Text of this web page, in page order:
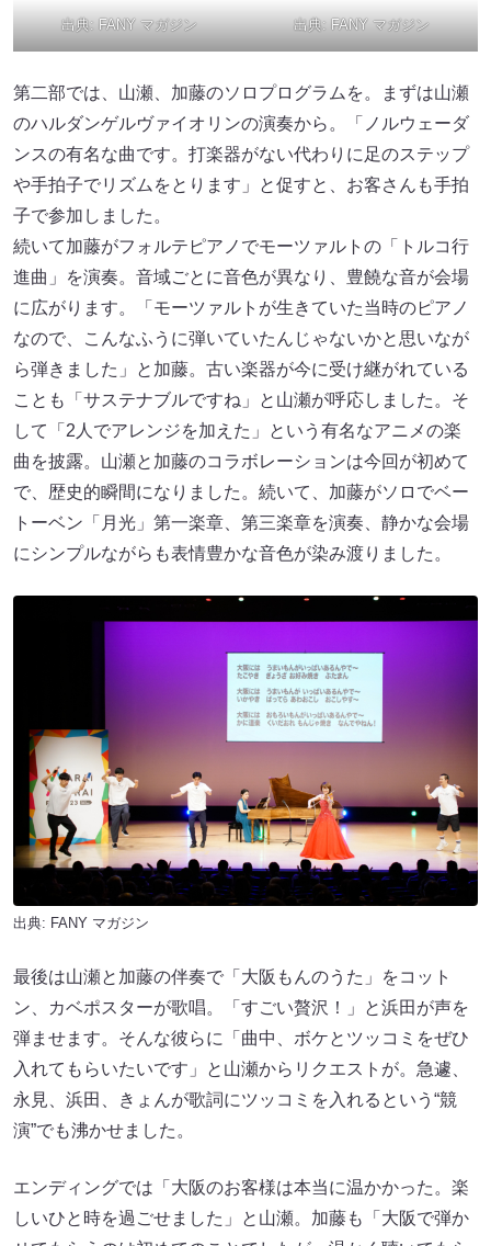
出典: FANY マガジン 出典: FANY マガジン
第二部では、山瀬、加藤のソロプログラムを。まずは山瀬
のハルダンゲルヴァイオリンの演奏から。「ノルウェーダ
ンスの有名な曲です。打楽器がない代わりに足のステップ
や手拍子でリズムをとります」と促すと、お客さんも手拍
子で参加しました。
続いて加藤がフォルテピアノでモーツァルトの「トルコ行
進曲」を演奏。音域ごとに音色が異なり、豊饒な音が会場
に広がります。「モーツァルトが生きていた当時のピアノ
なので、こんなふうに弾いていたんじゃないかと思いなが
ら弾きました」と加藤。古い楽器が今に受け継がれている
ことも「サステナブルですね」と山瀬が呼応しました。そ
して「2人でアレンジを加えた」という有名なアニメの楽
曲を披露。山瀬と加藤のコラボレーションは今回が初めて
で、歴史的瞬間になりました。続いて、加藤がソロでベー
トーベン「月光」第一楽章、第三楽章を演奏、静かな会場
にシンプルながらも表情豊かな音色が染み渡りました。
出典: FANY マガジン
最後は山瀬と加藤の伴奏で「大阪もんのうた」をコット
ン、カベポスターが歌唱。「すごい贅沢！」と浜田が声を
弾ませます。そんな彼らに「曲中、ボケとツッコミをぜひ
入れてもらいたいです」と山瀬からリクエストが。急遽、
永見、浜田、きょんが歌詞にツッコミを入れるという“競
演”でも沸かせました。
エンディングでは「大阪のお客様は本当に温かかった。楽
しいひと時を過ごせました」と山瀬。加藤も「大阪で弾か